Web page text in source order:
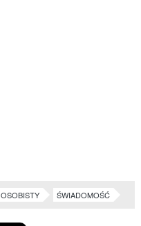
ŚWIADOMOŚĆ